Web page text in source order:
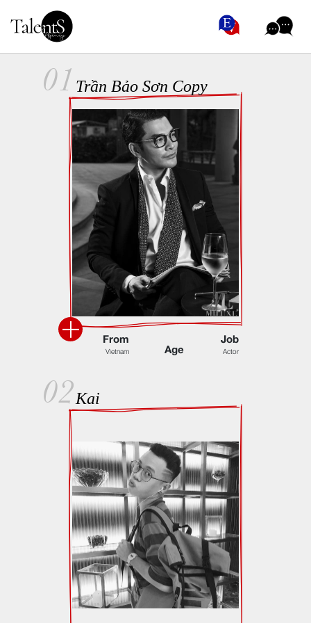
01 Trần Bảo Sơn Copy
From
Vietnam Age
Job
Actor
02Kai